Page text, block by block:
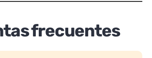
frecuentes